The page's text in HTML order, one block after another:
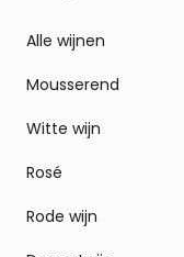
Alle wijnen
Mousserend
Witte wijn
Rosé
Rode wijn